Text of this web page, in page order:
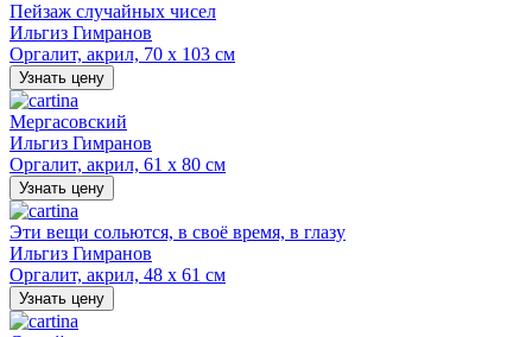
Пейзаж случайных чисел
Ильгиз Гимранов
Оргалит, акрил, 70 х 103 см
Узнать цену
Мергасовский
Ильгиз Гимранов
Оргалит, акрил, 61 х 80 см
Узнать цену
Эти вещи сольются, в своё время, в глазу
Ильгиз Гимранов
Оргалит, акрил, 48 х 61 см
Узнать цену